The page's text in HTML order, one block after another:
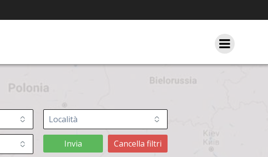
Invia Cancella filtri